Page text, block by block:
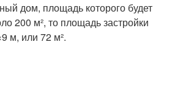
дом, площадь которого будет
200 м², то площадь застройки
м, или 72 м².